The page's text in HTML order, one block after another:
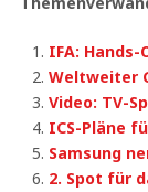
IFA: Hands-
Weltweiter
Video: TV-
ICS-Pläne
Samsung
2. Spot für